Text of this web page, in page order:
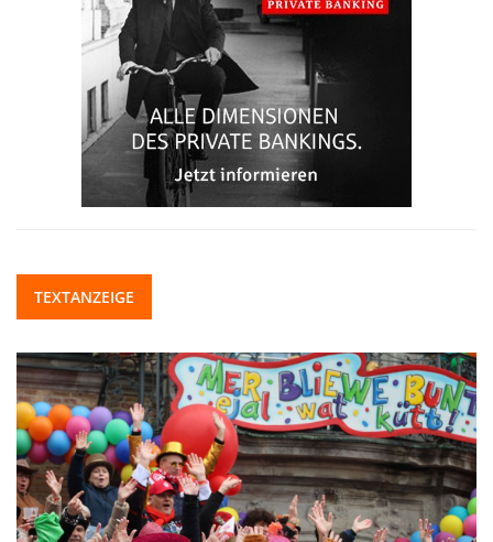
TEXTANZEIGE